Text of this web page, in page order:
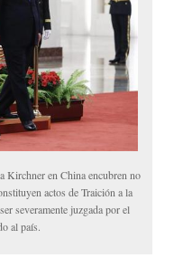
Kirchner en China encubren no
actos de Traición a la
severamente juzgada por el
al país.